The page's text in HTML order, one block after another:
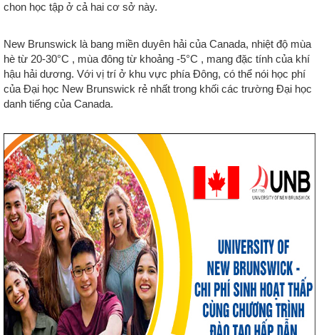
chon học tập ở cả hai cơ sở này.
New Brunswick là bang miền duyên hải của Canada, nhiệt độ mùa
hè từ 20-30°C , mùa đông từ khoảng -5°C , mang đặc tính của khí
hậu hải dương. Với vị trí ở khu vực phía Đông, có thể nói học phí
của Đại học New Brunswick rẻ nhất trong khối các trường Đại học
danh tiếng của Canada.